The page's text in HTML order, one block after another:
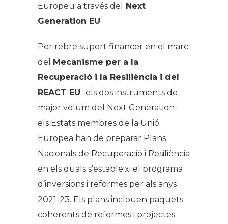
Europeu a través del
Next
Generation EU.
Per rebre suport financer en el marc
del Mecanisme per a la
Recuperació i la Resiliència i del
REACT EU -els dos instruments de
major volum del Next Generation-
els Estats membres de la Unió
Europea han de preparar Plans
Nacionals de Recuperació i Resiliència
en els quals s’estableixi el programa
d’inversions i reformes per als anys
2021-23. Els plans inclouen paquets
coherents de reformes i projectes